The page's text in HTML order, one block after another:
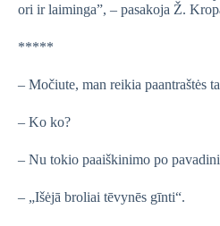
ori ir laiminga”, – pasakoja Ž.
*****
– Močiute, man reikia paantraštės
– Ko ko?
– Nu tokio paaiškinimo po
– „Išėjā broliai tēvynēs gīnti“.